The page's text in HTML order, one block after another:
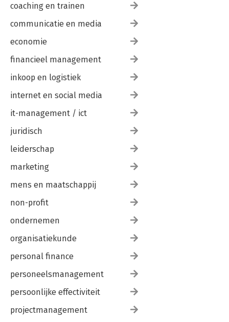
coaching en trainen
communicatie en media
economie
financieel management
inkoop en logistiek
internet en social media
it-management / ict
juridisch
leiderschap
marketing
mens en maatschappij
non-profit
ondernemen
organisatiekunde
personal finance
personeelsmanagement
persoonlijke effectiviteit
projectmanagement